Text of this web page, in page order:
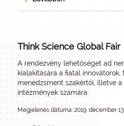
Think Science Global Fair
A rendezvény lehetőséget ad
kialakítására a fiatal
menedzsment szakértői, illetve
intézmények számára.
Megjelenés dátuma: 2019. december 13.